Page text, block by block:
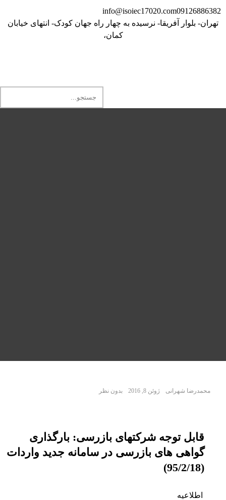
09126886382
info@isoiec17020.com
تهران- بلوار آفریقا- نرسیده به چهار راه جهان کودک- انتهای خیابان
کمان،
محمدرضا شهرانی ژوئن 8, 2016 بدون نظر
قابل توجه شرکتهای بازرسی: بارگذاری
گواهی های بازرسی در سامانه جدید واردات
(95/2/18)
اطلاعیه